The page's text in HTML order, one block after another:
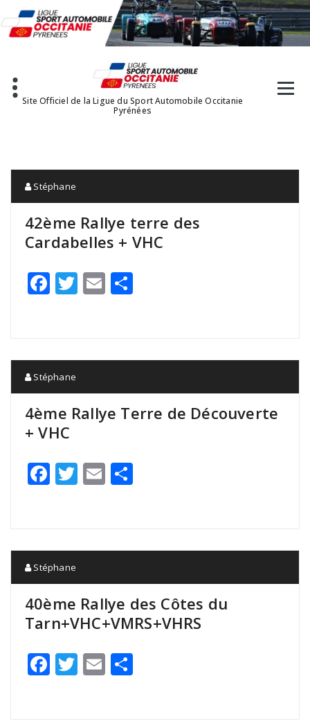
au
contenu
Site Officiel de la Ligue du Sport Automobile Occitanie
Pyrénées
Stéphane
42ème Rallye terre des
Cardabelles + VHC
Facebook
Twitter
Email
Stéphane
4ème Rallye Terre de Découverte
+ VHC
Facebook
Twitter
Email
Stéphane
40ème Rallye des Côtes du
Tarn+VHC+VMRS+VHRS
Facebook
Twitter
Email